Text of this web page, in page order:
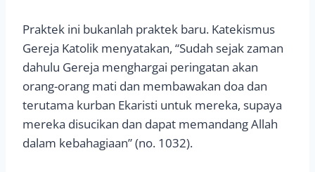
Praktek ini bukanlah praktek baru. Katekismus
Gereja Katolik menyatakan, “Sudah sejak zaman
dahulu Gereja menghargai peringatan akan
orang-orang mati dan membawakan doa dan
terutama kurban Ekaristi untuk mereka, supaya
mereka disucikan dan dapat memandang Allah
dalam kebahagiaan” (no. 1032).